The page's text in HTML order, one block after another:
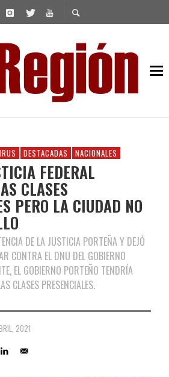
DESTACADAS NACIONALES
FEDERAL
CLASES
PERO LA CIUDAD NO
DE LA JUSTICIA PORTEÑA Y DEJÓ
CONTRA EL DNU DEL GOBIERNO
EL GOBIERNO PORTEÑO TENDRÍA
CLASES PRESENCIALES.
2021